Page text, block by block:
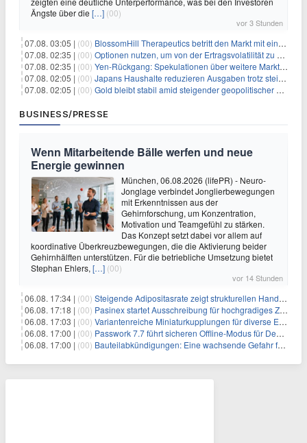
Ängste über die […] (00)
vor 3 Stunden
07.08. 03:05 | (00) BlossomHill Therapeutics betritt den Markt mit einem IPO-Boost von 150 Millionen Dollar
07.08. 02:35 | (00) Optionen nutzen, um von der Ertragsvolatilität zu profitieren
07.08. 02:35 | (00) Yen-Rückgang: Spekulationen über weitere Marktinterventionen nehmen zu
07.08. 02:05 | (00) Japans Haushalte reduzieren Ausgaben trotz steigender Löhne: Ein Warnsignal für das Wachstum
07.08. 02:05 | (00) Gold bleibt stabil amid steigender geopolitischer Spannungen im Persischen Golf
BUSINESS/PRESSE
Wenn Mitarbeitende Bälle werfen und neue
Energie gewinnen
München, 06.08.2026 (lifePR) - Neuro-
Jonglage verbindet Jonglierbewegungen
mit Erkenntnissen aus der
Gehirnforschung, um Konzentration,
Motivation und Teamgefühl zu stärken.
Das Konzept setzt dabei vor allem auf
koordinative Überkreuzbewegungen, die die Aktivierung beider
Gehirnhälften unterstützen. Für die betriebliche Umsetzung bietet
Stephan Ehlers, […] (00)
vor 14 Stunden
06.08. 17:34 | (00) Steigende Adipositasrate zeigt strukturellen Handlungsbedarf bei der Ernährung schulpflichtiger Kinder
06.08. 17:18 | (00) Pasinex startet Ausschreibung für hochgradiges Zinksulfidkonzentrat mit Germanium- und Silbergehalten und stellt ein Betriebsupdate bereit
06.08. 17:03 | (00) Variantenreiche Miniaturkupplungen für diverse Einsatzbereiche
06.08. 17:00 | (00) Passwork 7.7 führt sicheren Offline-Modus für Desktop- und Mobile-Apps ein
06.08. 17:00 | (00) Bauteilabkündigungen: Eine wachsende Gefahr für industrielle Elektroniksysteme